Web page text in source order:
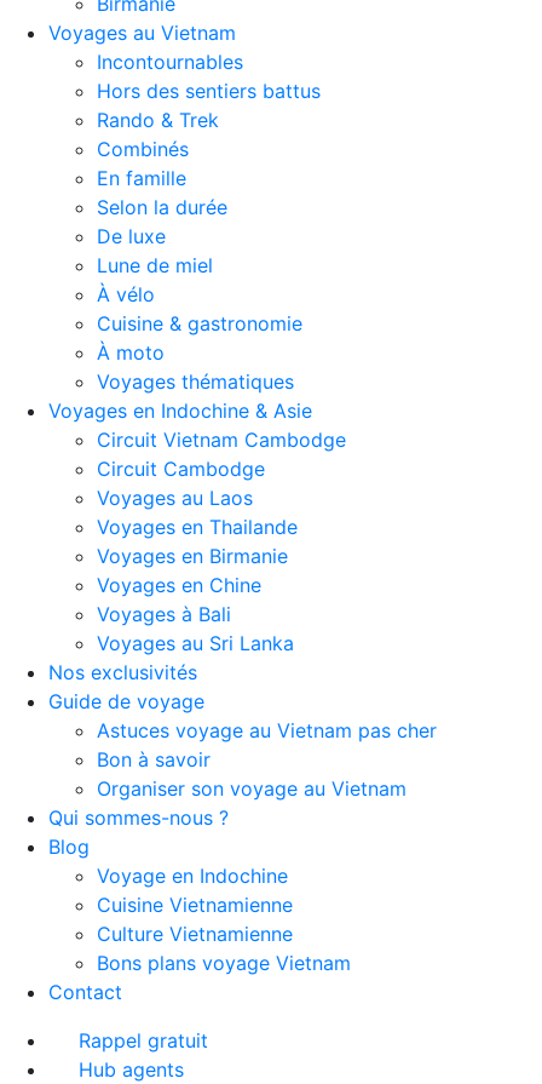
Voyages au Vietnam
Incontournables
Hors des sentiers battus
Rando & Trek
Combinés
En famille
Selon la durée
De luxe
Lune de miel
À vélo
Cuisine & gastronomie
À moto
Voyages thématiques
Voyages en Indochine & Asie
Circuit Vietnam Cambodge
Circuit Cambodge
Voyages au Laos
Voyages en Thailande
Voyages en Birmanie
Voyages en Chine
Voyages à Bali
Voyages au Sri Lanka
Nos exclusivités
Guide de voyage
Astuces voyage au Vietnam pas cher
Bon à savoir
Organiser son voyage au Vietnam
Qui sommes-nous ?
Blog
Voyage en Indochine
Cuisine Vietnamienne
Culture Vietnamienne
Bons plans voyage Vietnam
Contact
Rappel gratuit
Hub agents